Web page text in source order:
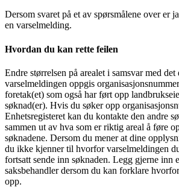
Dersom svaret på et av spørsmålene over er
en varselmelding.
Hvordan du kan rette feilen
Endre størrelsen på arealet i samsvar med
varselmeldingen oppgis
foretak(et) som også har ført opp
søknad(er). Hvis du søker opp
Enhetsregisteret kan du kontakte den andre
sammen ut av hva som er riktig areal å føre
søknadene. Dersom du mener at dine
du ikke kjenner til hvorfor varselmeldingen
fortsatt sende inn søknaden. Legg gjerne inn
saksbehandler dersom du kan forklare
opp.